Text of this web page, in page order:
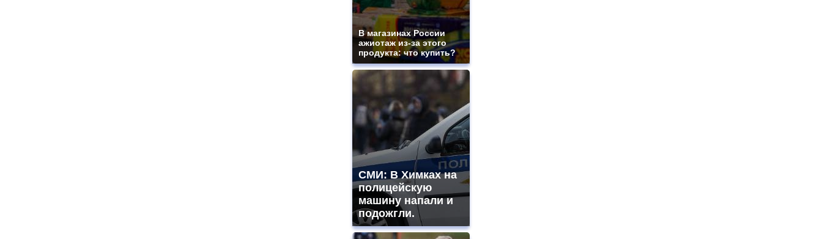
В магазинах России
ажиотаж из-за этого
продукта: что купить?
СМИ: В Химках на
полицейскую
машину напали и
подожгли.